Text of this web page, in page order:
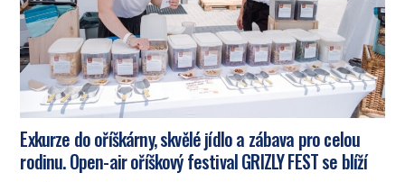
Exkurze do oříškárny, skvělé jídlo a zábava pro celou
rodinu. Open-air oříškový festival GRIZLY FEST se blíží